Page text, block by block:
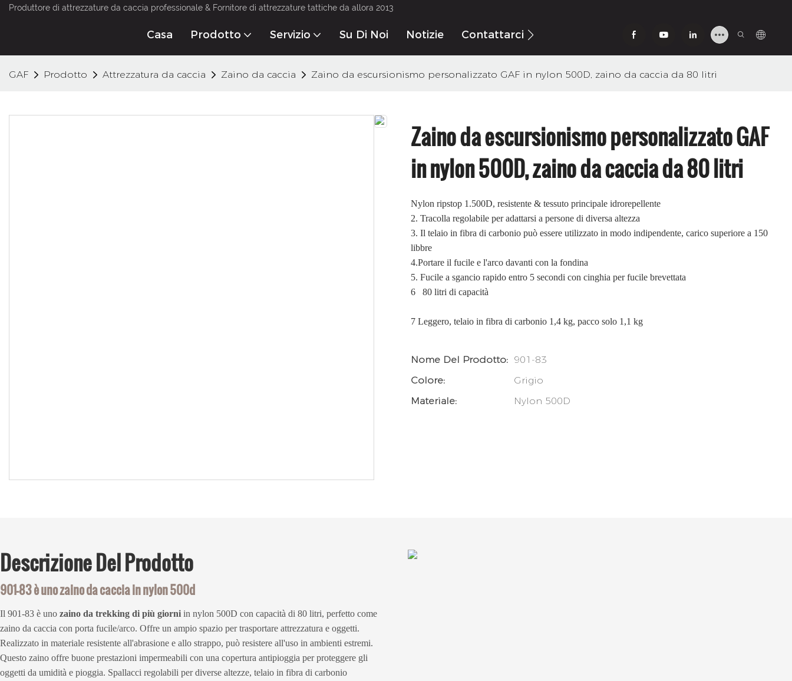
Produttore di attrezzature da caccia professionale & Fornitore di attrezzature tattiche da allora 2013
Casa Prodotto Servizio Su Di Noi Notizie Contattarci
GAF Prodotto Attrezzatura da caccia Zaino da caccia Zaino da escursionismo personalizzato GAF in nylon 500D, zaino da caccia da 80 litri
Zaino da escursionismo personalizzato GAF
in nylon 500D, zaino da caccia da 80 litri
Nylon ripstop 1.500D, resistente & tessuto principale idrorepellente
2. Tracolla regolabile per adattarsi a persone di diversa altezza
3. Il telaio in fibra di carbonio può essere utilizzato in modo indipendente, carico superiore a 150
libbre
4.Portare il fucile e l'arco davanti con la fondina
5. Fucile a sgancio rapido entro 5 secondi con cinghia per fucile brevettata
6
80 litri di capacità
7 Leggero, telaio in fibra di carbonio 1,4 kg, pacco solo 1,1 kg
Nome Del Prodotto: 901-83
Colore:
Grigio
Materiale:
Nylon 500D
DescrizioneDel Prodotto
901-83 è uno zaino da caccia in nylon 500d
Il 901-83 è uno zaino da trekking di più giorni in nylon 500D con capacità di 80 litri, perfetto come
zaino da caccia con porta fucile/arco. Offre un ampio spazio per trasportare attrezzatura e oggetti.
Realizzato in materiale resistente all'abrasione e allo strappo, può resistere all'uso in ambienti estremi.
Questo zaino offre buone prestazioni impermeabili con una copertura antipioggia per proteggere gli
oggetti da umidità e pioggia. Spallacci regolabili per diverse altezze, telaio in fibra di carbonio